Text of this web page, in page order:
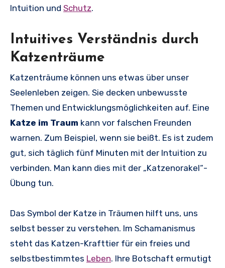
Intuition und Schutz.
Intuitives Verständnis durch
Katzenträume
Katzenträume können uns etwas über unser
Seelenleben zeigen. Sie decken unbewusste
Themen und Entwicklungsmöglichkeiten auf. Eine
Katze im Traum kann vor falschen Freunden
warnen. Zum Beispiel, wenn sie beißt. Es ist zudem
gut, sich täglich fünf Minuten mit der Intuition zu
verbinden. Man kann dies mit der „Katzenorakel“-
Übung tun.
Das Symbol der Katze in Träumen hilft uns, uns
selbst besser zu verstehen. Im Schamanismus
steht das Katzen-Krafttier für ein freies und
selbstbestimmtes Leben. Ihre Botschaft ermutigt